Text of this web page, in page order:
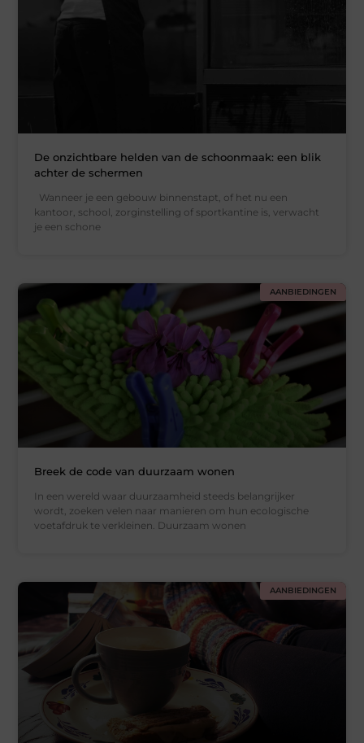
De onzichtbare helden van de schoonmaak: een blik
achter de schermen
Wanneer je een gebouw binnenstapt, of het nu een
kantoor, school, zorginstelling of sportkantine is, verwacht
je een schone
AANBIEDINGEN
Breek de code van duurzaam wonen
In een wereld waar duurzaamheid steeds belangrijker
wordt, zoeken velen naar manieren om hun ecologische
voetafdruk te verkleinen. Duurzaam wonen
AANBIEDINGEN